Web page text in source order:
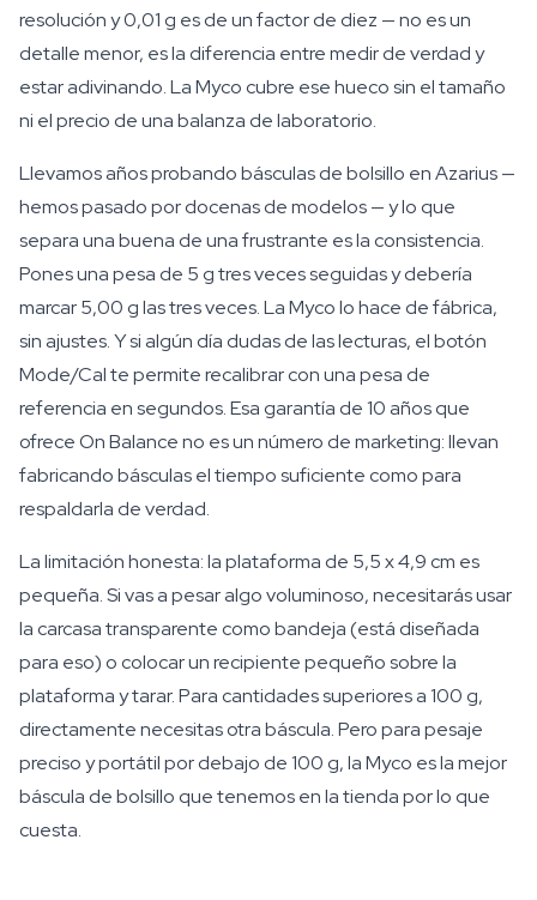
resolución y 0,01 g es de un factor de diez — no es un
detalle menor, es la diferencia entre medir de verdad y
estar adivinando. La Myco cubre ese hueco sin el tamaño
ni el precio de una balanza de laboratorio.
Llevamos años probando básculas de bolsillo en Azarius —
hemos pasado por docenas de modelos — y lo que
separa una buena de una frustrante es la consistencia.
Pones una pesa de 5 g tres veces seguidas y debería
marcar 5,00 g las tres veces. La Myco lo hace de fábrica,
sin ajustes. Y si algún día dudas de las lecturas, el botón
Mode/Cal te permite recalibrar con una pesa de
referencia en segundos. Esa garantía de 10 años que
ofrece On Balance no es un número de marketing: llevan
fabricando básculas el tiempo suficiente como para
respaldarla de verdad.
La limitación honesta: la plataforma de 5,5 x 4,9 cm es
pequeña. Si vas a pesar algo voluminoso, necesitarás usar
la carcasa transparente como bandeja (está diseñada
para eso) o colocar un recipiente pequeño sobre la
plataforma y tarar. Para cantidades superiores a 100 g,
directamente necesitas otra báscula. Pero para pesaje
preciso y portátil por debajo de 100 g, la Myco es la mejor
báscula de bolsillo que tenemos en la tienda por lo que
cuesta.